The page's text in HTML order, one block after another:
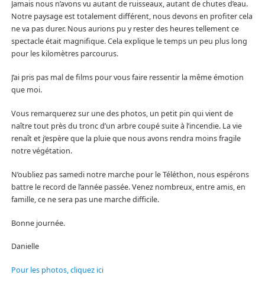
Jamais nous n’avons vu autant de ruisseaux, autant de chutes d’eau.
Notre paysage est totalement différent, nous devons en profiter cela
ne va pas durer. Nous aurions pu y rester des heures tellement ce
spectacle était magnifique. Cela explique le temps un peu plus long
pour les kilomètres parcourus.
J’ai pris pas mal de films pour vous faire ressentir la même émotion
que moi.
Vous remarquerez sur une des photos, un petit pin qui vient de
naître tout près du tronc d’un arbre coupé suite à l’incendie. La vie
renaît et j’espère que la pluie que nous avons rendra moins fragile
notre végétation.
N’oubliez pas samedi notre marche pour le Téléthon, nous espérons
battre le record de l’année passée. Venez nombreux, entre amis, en
famille, ce ne sera pas une marche difficile.
Bonne journée.
Danielle
Pour les photos, cliquez ici